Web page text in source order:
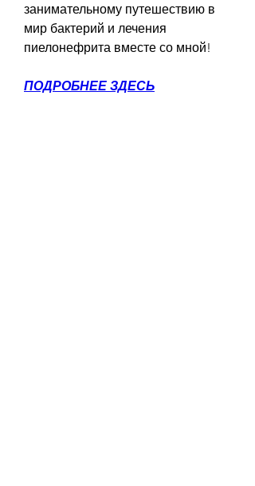
занимательному путешествию в
мир бактерий и лечения
пиелонефрита вместе со мной!
ПОДРОБНЕЕ ЗДЕСЬ